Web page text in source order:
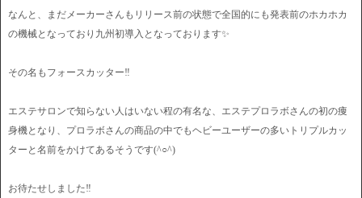
なんと、まだメーカーさんもリリース前の状態で全国的にも発表前のホカホカ
の機械となっており九州初導入となっております✨
その名もフォースカッター‼️
エステサロンで知らない人はいない程の有名な、エステプロラボさんの初の痩
身機となり、プロラボさんの商品の中でもヘビーユーザーの多いトリプルカッ
ターと名前をかけてあるそうです(^○^)
お待たせしました‼︎